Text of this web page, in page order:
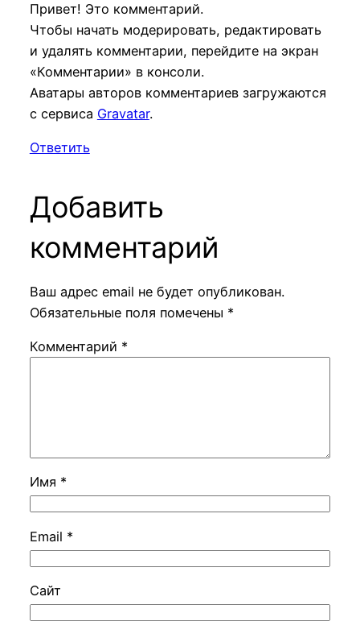
Привет! Это комментарий.
Чтобы начать модерировать, редактировать
и удалять комментарии, перейдите на экран
«Комментарии» в консоли.
Аватары авторов комментариев загружаются
с сервиса Gravatar.
Ответить
Добавить
комментарий
Ваш адрес email не будет опубликован.
Обязательные поля помечены *
Комментарий *
Имя *
Email *
Сайт